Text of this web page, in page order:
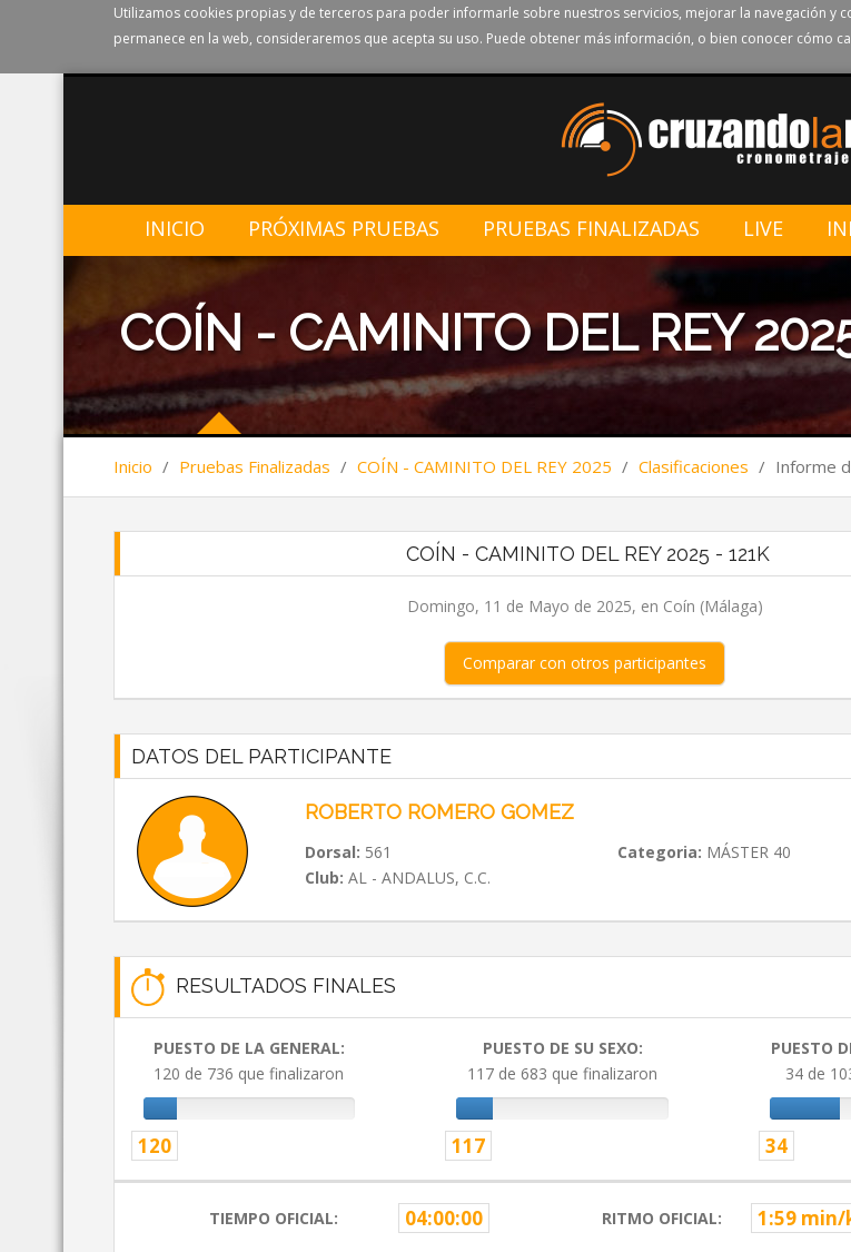
Utilizamos cookies propias y de terceros para poder informarle sobre nuestros servicios, mejorar la navegación y
permanece en la web, consideraremos que acepta su uso. Puede obtener más información, o bien conocer cómo
INICIO PRÓXIMAS PRUEBAS PRUEBAS FINALIZADAS LIVE
COÍN - CAMINITO DEL REY
Inicio / Pruebas Finalizadas / COÍN - CAMINITO DEL REY 2025 / Clasificaciones / Informe
COÍN - CAMINITO DEL REY 2025 - 121K
Domingo, 11 de Mayo de 2025, en Coín (Málaga)
Comparar con otros participantes
DATOS DEL PARTICIPANTE
ROBERTO ROMERO GOMEZ
Dorsal: 561 Categoria: MÁSTER 40
Club: AL - ANDALUS, C.C.
RESULTADOS FINALES
PUESTO DE LA GENERAL:
120 de 736 que finalizaron
120
PUESTO DE SU SEXO:
117 de 683 que finalizaron
117
PUESTO
34 de
34
TIEMPO OFICIAL: 04:00:00 RITMO OFICIAL: 1:59 min/